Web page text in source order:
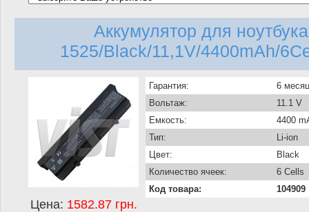
Аккумулятор для
1525/Black/11,1V/4400mAh/
Цена: 1582.87 грн.
Гарантия:
6
Вольтаж:
11.1 V
Емкость:
4400
Тип:
Li-ion
Цвет:
Black
Количество ячеек:
6 Cells
Код товара:
104909